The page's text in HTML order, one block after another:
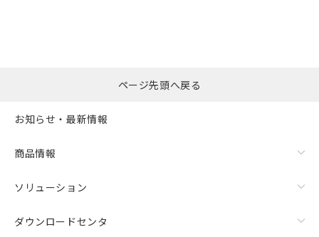
ページ先頭へ戻る
お知らせ・最新情報
商品情報
ソリューション
ダウンロードセンタ